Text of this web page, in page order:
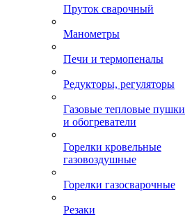
Пруток сварочный
Манометры
Печи и термопеналы
Редукторы, регуляторы
Газовые тепловые пушки
и обогреватели
Горелки кровельные
газовоздушные
Горелки газосварочные
Резаки